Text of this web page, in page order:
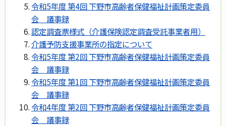
令和5年度 第4回 下野市高齢者保健福祉計画策定委員
会 議事録
認定調査票様式（介護保険認定調査受託事業者用）
介護予防支援事業所の指定について
令和5年度 第2回 下野市高齢者保健福祉計画策定委員
会 議事録
令和5年度 第1回 下野市高齢者保健福祉計画策定委員
会 議事録
令和4年度 第2回 下野市高齢者保健福祉計画策定委員
会 議事録